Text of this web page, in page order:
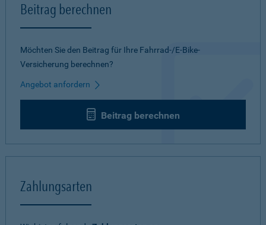
Beitrag berechnen
Möchten Sie den Beitrag für Ihre Fahrrad-/E-Bike-
Versicherung berechnen?
Angebot anfordern
Beitrag berechnen
Zahlungsarten